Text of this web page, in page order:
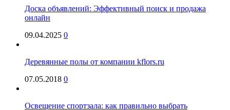
Доска объявлений: Эффективный поиск и продажа
онлайн
09.04.2025 0
Деревянные полы от компании kflors.ru
07.05.2018 0
Освещение спортзала: как правильно выбрать